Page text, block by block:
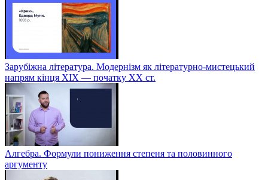
Зарубіжна література. Модернізм як літературно-мистецький
напрям кінця XIX — початку XX ст.
Алгебра. Формули пониження степеня та половинного
аргументу